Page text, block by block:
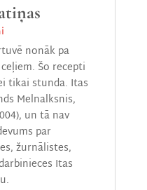
nonāk pa
Šo recepti
tikai stunda. Itas
Melnalksnis,
un tā nav
par
žurnālistes,
Itas